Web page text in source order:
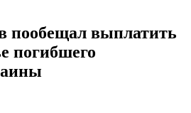
пообещал выплатить
погибшего